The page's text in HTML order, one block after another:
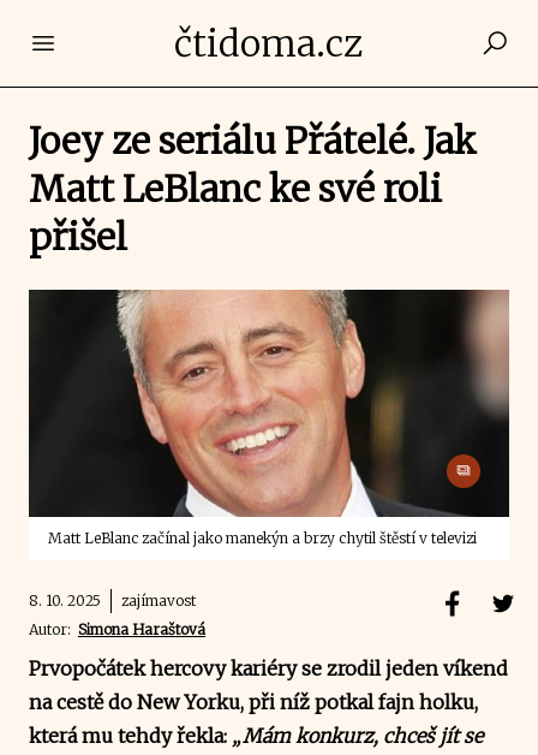
Open main menučtidoma.cz
Joey ze seriálu Přátelé. Jak
Matt LeBlanc ke své roli
přišel
Matt LeBlanc začínal jako manekýn a brzy chytil štěstí v televizi
8. 10. 2025
zajímavost
Autor: Simona Haraštová
Prvopočátek hercovy kariéry se zrodil jeden víkend
na cestě do New Yorku, při níž potkal fajn holku,
která mu tehdy řekla: „Mám konkurz, chceš jít se